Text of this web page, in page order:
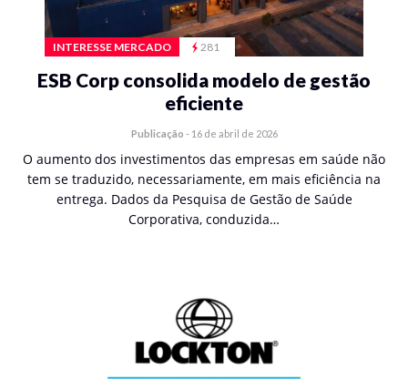
INTERESSE MERCADO 281
ESB Corp consolida modelo de gestão
eficiente
Publicação - 16 de abril de 2026
O aumento dos investimentos das empresas em saúde não
tem se traduzido, necessariamente, em mais eficiência na
entrega. Dados da Pesquisa de Gestão de Saúde
Corporativa, conduzida…